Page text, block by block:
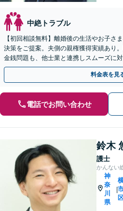
中絶トラブル
【初回相談無料】離婚後の生活やお子さ
決策をご提案。夫側の親権獲得実績あり
金銭問題も、他士業と連携しスムーズに
ています【子連れ相談可】【横浜駅8分】
料金表を見
電話でお問い合わせ
鈴木
護士
かんない
神
奈
川
県
|